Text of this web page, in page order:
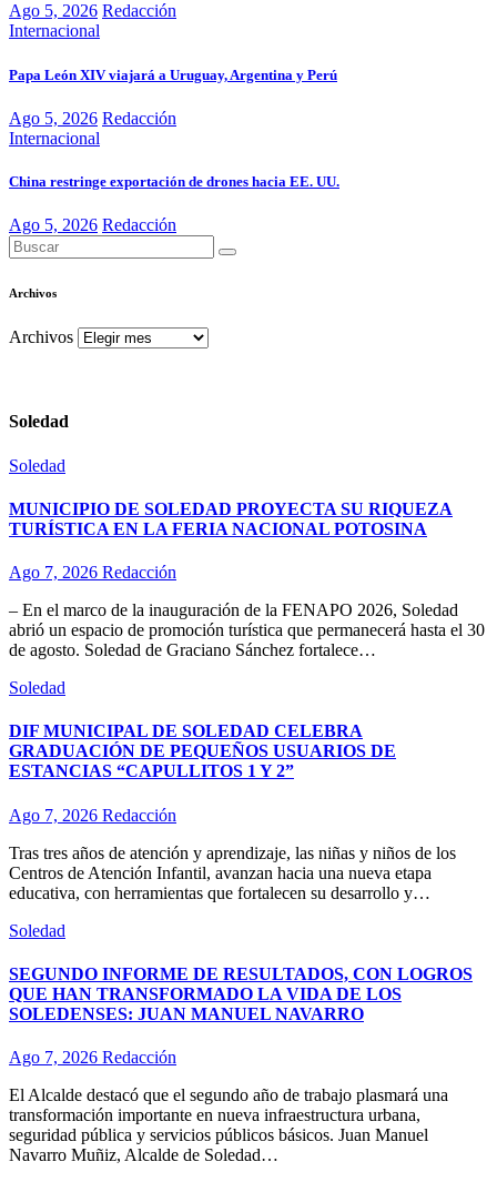
Ago 5, 2026 Redacción
Internacional
Papa León XIV viajará a Uruguay, Argentina y Perú
Ago 5, 2026 Redacción
Internacional
China restringe exportación de drones hacia EE. UU.
Ago 5, 2026 Redacción
Archivos
Archivos
Soledad
Soledad
MUNICIPIO DE SOLEDAD PROYECTA SU RIQUEZA
TURÍSTICA EN LA FERIA NACIONAL POTOSINA
Ago 7, 2026 Redacción
– En el marco de la inauguración de la FENAPO 2026, Soledad
abrió un espacio de promoción turística que permanecerá hasta el 30
de agosto. Soledad de Graciano Sánchez fortalece…
Soledad
DIF MUNICIPAL DE SOLEDAD CELEBRA
GRADUACIÓN DE PEQUEÑOS USUARIOS DE
ESTANCIAS “CAPULLITOS 1 Y 2”
Ago 7, 2026 Redacción
Tras tres años de atención y aprendizaje, las niñas y niños de los
Centros de Atención Infantil, avanzan hacia una nueva etapa
educativa, con herramientas que fortalecen su desarrollo y…
Soledad
SEGUNDO INFORME DE RESULTADOS, CON LOGROS
QUE HAN TRANSFORMADO LA VIDA DE LOS
SOLEDENSES: JUAN MANUEL NAVARRO
Ago 7, 2026 Redacción
El Alcalde destacó que el segundo año de trabajo plasmará una
transformación importante en nueva infraestructura urbana,
seguridad pública y servicios públicos básicos. Juan Manuel
Navarro Muñiz, Alcalde de Soledad…